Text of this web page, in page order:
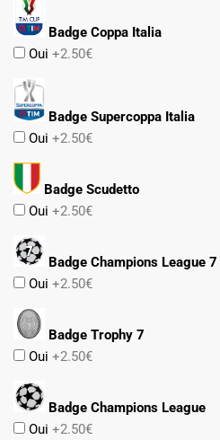
Badge Coppa Italia
Oui +2.50€
Badge Supercoppa Italia
Oui +2.50€
Badge Scudetto
Oui +2.50€
Badge Champions League 7
Oui +2.50€
Badge Trophy 7
Oui +2.50€
Badge Champions League
Oui +2.50€